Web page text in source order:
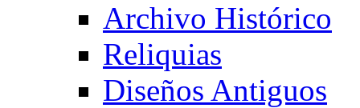
Archivo Histórico
Reliquias
Diseños Antiguos